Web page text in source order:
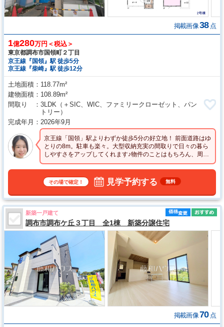
掲載画像38 点
1億280万円＜税込＞
東京都調布市国領町２丁目
京王線『国領』駅 徒歩5分
京王線『柴崎』駅 徒歩12分
土地面積
118.77m²
建物面積
108.89m²
間取り
3LDK （＋SIC、WIC、ファミリークローゼット、パン
トリー）
完成年月
2026年9月
京王線「国領」駅よりわずか徒歩5分の好立地！ 前面道路はゆ
とりの8m。駐車も楽々。大型収納充実の間取りで日々の暮ら
しやすさをアップしてくれます♪物件のことはもちろん、周辺
環境も含めてご案内いたします！
その場で確定！ 見学予約する 無料
新築一戸建て
調布市調布ケ丘３丁目 全1棟 新築分譲住宅
掲載画像70 点